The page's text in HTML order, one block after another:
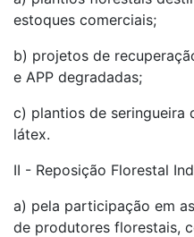
estoques comerciais;
b) projetos de
e APP degradadas;
c) plantios de seringueira
látex.
II - Reposição Florestal
a) pela participação em
de produtores florestais,